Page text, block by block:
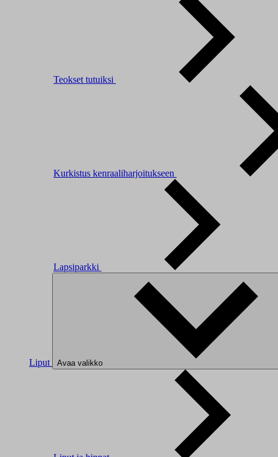
Teokset tutuiksi
Kurkistus kenraaliharjoitukseen
Lapsiparkki
Liput Avaa valikko